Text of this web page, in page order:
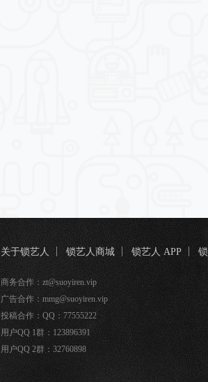
关于锁艺人 锁艺人商城 锁艺人 APP
锁匠宝
商务合作：zt@suoyiren.vip
广告合作：mmg@suoyiren.vip
投稿合作：QQ：77555222
用户QQ 1群：123896391
用户QQ 2群：32760898